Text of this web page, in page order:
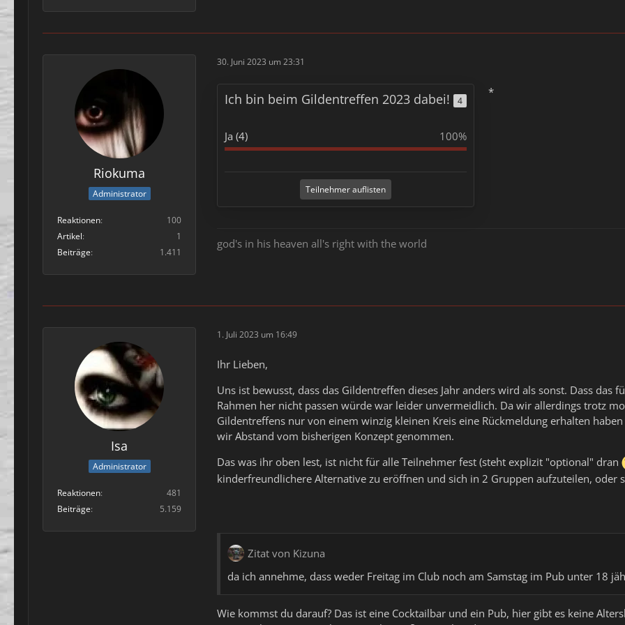
Riokuma
Administrator
Reaktionen
100
Artikel
1
Beiträge
1.411
30. Juni 2023 um 23:31
Ich bin beim Gildentreffen 2023 dabei! 4
Ja (4) 100%
Teilnehmer auflisten
*
god's in his heaven all's right with the world
Isa
Administrator
Reaktionen
481
Beiträge
5.159
1. Juli 2023 um 16:49
Ihr Lieben,
Uns ist bewusst, dass das Gildentreffen dieses Jahr anders wird als sonst. Dass
Rahmen her nicht passen würde war leider unvermeidlich. Da wir allerdings trotz
Gildentreffens nur von einem winzig kleinen Kreis eine Rückmeldung erhalten
wir Abstand vom bisherigen Konzept genommen.
Das was ihr oben lest, ist nicht für alle Teilnehmer fest (steht explizit "optional" dran
kinderfreundlichere Alternative zu eröffnen und sich in 2 Gruppen aufzuteilen, oder
Zitat von Kizuna
da ich annehme, dass weder Freitag im Club noch am Samstag im Pub unter 18
Wie kommst du darauf? Das ist eine Cocktailbar und ein Pub, hier gibt es keine